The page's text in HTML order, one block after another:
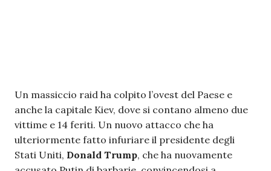
Un massiccio raid ha colpito l’ovest del Paese e
anche la capitale Kiev, dove si contano almeno due
vittime e 14 feriti. Un nuovo attacco che ha
ulteriormente fatto infuriare il presidente degli
Stati Uniti, Donald Trump, che ha nuovamente